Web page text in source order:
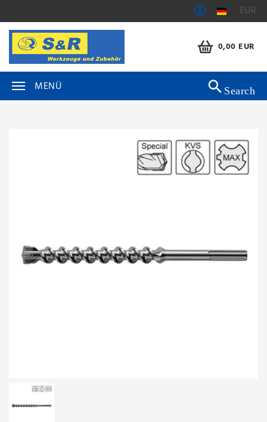
EUR
0,00 EUR
MENÜ Search